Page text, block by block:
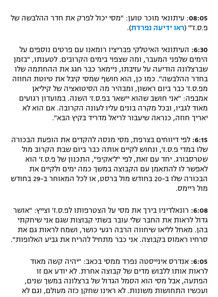
08:05: עיתונאי מוכר טוען: "מסי יכול לפרק את חדר ההלבשה של
פ.ס.ז'" (ראו ידיעה נפרדת).
6:30:
העיתונאי האיטלקי פבריציו רומאנו עם פרטים נוספים על
הימים שלפני המעבר, ומה שצפוי בימים הקרובים. לטענתו, "בזמן
שברצלונה הודיעה על עזיבתו, ניימאר כבר חגג את ההחתמה שלו
בחדר ההלבשה". כמו כן, הוא חושף שמסי קיבל את טיוטת החוזה
מפ.ס.ז' כבר ביום ראשון, ומבהיר מה הסיטואציה של קיליאן
אמבפה: "אני חושב שהוא יישאר בפ.ס.ז' השנה. במועדון רגועים
מאוד לגביו, ובכל מקרה בונים עליו לעונה הקרובה. אם הוא לא
יאריך חוזה, כנראה שיעבור לריאל מדריד בקיץ הבא".
6:15: לפי דיווחים בצרפת, מסי מנסה להקדים את הופעת הבכורה
שלו במדי פ.ס.ז', ונחוש לקיים אותה כבר ביום שבת הקרוב מול
שטרסבורג. יחד עם זאת, לפי "ל'אקיפ", התכנון של פ.ס.ז' הוא
לאפשר לו להתאמן עם הקבוצה במשך כמה ימים ולקיים את
הבכורה שלו ב-20 בחודש מול ברסט, או לכל המאוחר ב-29 בחודש
מול ריימס.
6:08:
רונאלדיניו בירך את מסי על הצטרפותו לפ.ס.ז' וצייץ: "אושר
גדול לראות את החבר שלי עובר בשתי קבוצות שגם אני שיחקתי
בהן. מאחל לליאו שיחווה הרבה רגעי כושר, ושמח לראות גם את
סרחיו ראמוס בקבוצה. אני כבר מתחיל להריח את גביע האלופות".
6:05: אנדרס אינייסטה נפרד ממסי בכאב: "יהיה קשה מאוד
לראות אותו ללבוש מדים של קבוצה אחרת. לא יודע אם זו
הפתעה, אבל מסי הוא הסמל הגדול של ברצלונה במשך שנים,
ועכשיו התחושות משונות. לא ראינו שחקן כזה מעולם, וגם לא